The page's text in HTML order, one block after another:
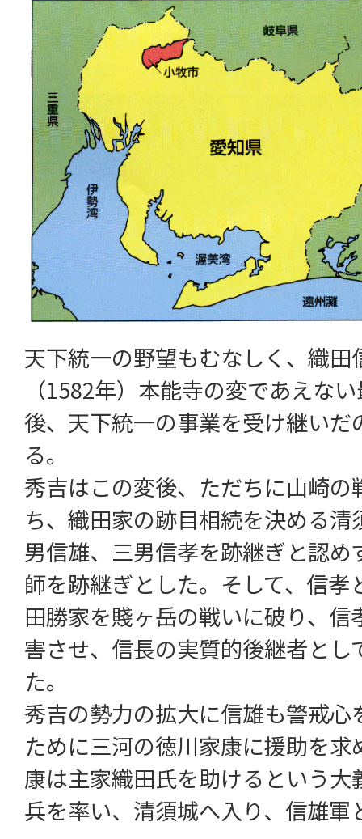
天下統一の野望もむなしく、織田
（1582年）本能寺の変であえな
後、天下統一の事業を受け継いだ
る。
秀吉はこの変後、ただちに山崎の
ち、織田家の跡目相続を決める
男信雄、三男信孝を跡継ぎと認め
師を跡継ぎとした。そして、信孝
田勝家を賤ヶ岳の戦いに破り、
害させ、信長の実質的後継者とし
た。
秀吉の勢力の拡大に信雄も警戒心
ために三河の徳川家康に援助を
康は主家織田氏を助けるという大
兵を率い、清須城へ入り、信雄軍